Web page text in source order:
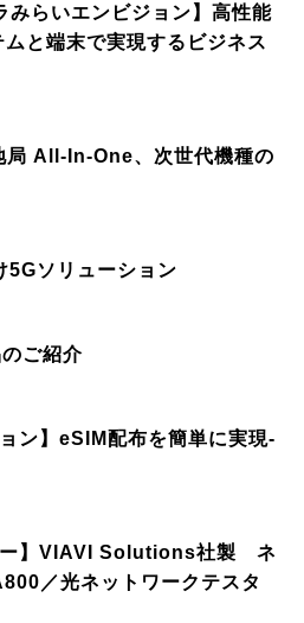
みらいエンビジョン】高性能
と端末で実現するビジネス
局 All-In-One、次世代機種の
5Gソリューション
ご紹介
ン】eSIM配布を簡単に実現-
ー】VIAVI Solutions社製 ネ
／光ネットワークテスタ